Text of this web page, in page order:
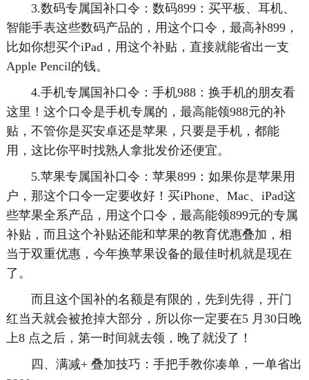
3.数码专属国补口令：数码899：买平板、耳机、
智能手表这些数码产品的，用这个口令，最高补899，
比如你想买个iPad，用这个补贴，直接就能省出一支
Apple Pencil的钱。
4.手机专属国补口令：手机988：换手机的朋友看
这里！这个口令是手机专属的，最高能领988元的补
贴，不管你是买安卓还是苹果，只要是手机，都能
用，这比你平时找熟人拿批发价还便宜。
5.苹果专属国补口令：苹果899：如果你是苹果用
户，那这个口令一定要收好！买iPhone、Mac、iPad这
些苹果全系产品，用这个口令，最高能领899元的专属
补贴，而且这个补贴还能和苹果的教育优惠叠加，相
当于双重优惠，今年换苹果设备的最佳时机就是现在
了。
而且这个国补的名额是有限的，先到先得，开门
红当天就会被抢掉大部分，所以你一定要在5 月30日晚
上8 点之后，第一时间就去领，晚了就没了！
四、满减+ 叠加技巧：手把手教你凑单，一单省出